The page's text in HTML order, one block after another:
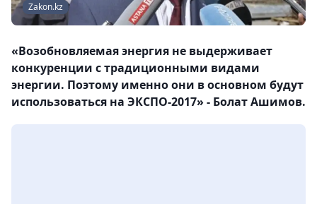
Zakon.kz
«Возобновляемая энергия не выдерживает
конкуренции с традиционными видами
энергии. Поэтому именно они в основном будут
использоваться на ЭКСПО-2017» - Болат Ашимов.